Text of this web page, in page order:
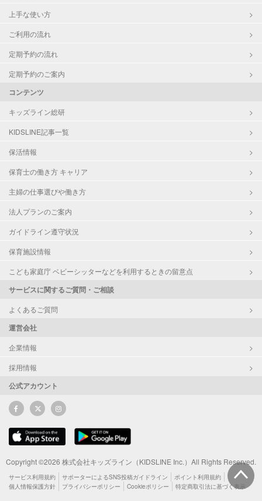
上手な使い方
ご利用の流れ
定期予約の流れ
定期予約のご案内
コンテンツ
キッズライン総研
KIDSLINE記事一覧
保活情報
保育士の働き方 キャリア
主婦の仕事選びや働き方
法人プランのご案内
ガイドライン遵守状況
保育施設情報
こども家庭庁 ベビーシッターなどを利用するときの留意点
サービスに関するご質問・ご相談
よくあるご質問
運営会社
企業情報
採用情報
公式アカウント
Copyright ©2026 株式会社キッズライン（KIDSLINE Inc.）All Rights Reserved.
サービス利用規約 サポーターによるSNS投稿ガイドライン
ポイント利用規約
個人情報保護方針
プライバシーポリシー Cookieポリシー 特定商取引法に基づく表示